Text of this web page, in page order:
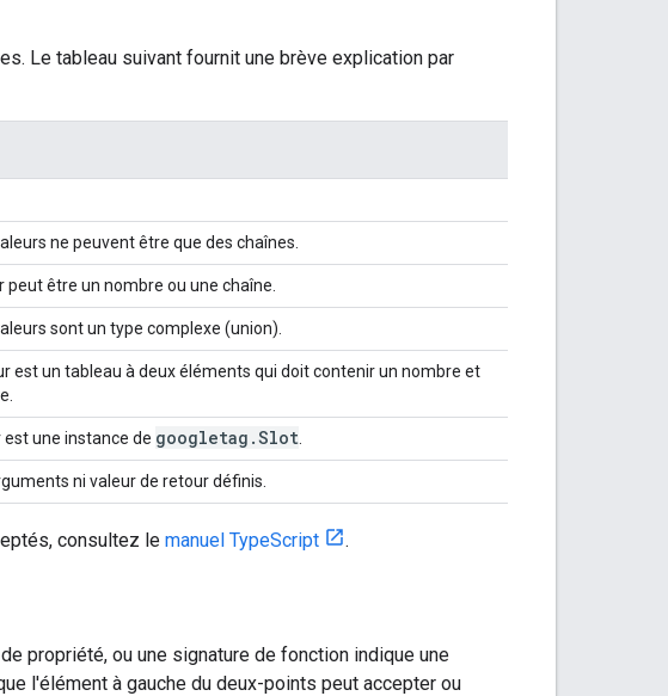
Le tableau suivant fournit une brève explication par
ne peuvent être que des chaînes.
peut être un nombre ou une chaîne.
sont un type complexe (union).
est un tableau à deux éléments qui doit contenir un nombre et
une instance de googletag .Slot
ni valeur de retour définis.
consultez le manuel TypeScript .
propriété, ou une signature de fonction indique une
l'élément à gauche du deux-points peut accepter ou